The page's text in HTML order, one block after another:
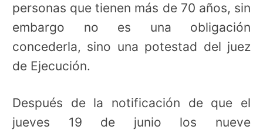
personas que tienen más de 70 años, sin
embargo no es una obligación
concederla, sino una potestad del juez
de Ejecución.
Después de la notificación de que el
jueves 19 de junio los nueve